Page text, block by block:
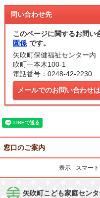
問い合わせ先
このページに関するお問い
園係 です。
矢吹町保健福祉センター
吹町一本木100-1
電話番号：0248-42-2230
メールでのお問い合わせ
窓口のご案内
表示 スマー
矢吹町こども家庭セン